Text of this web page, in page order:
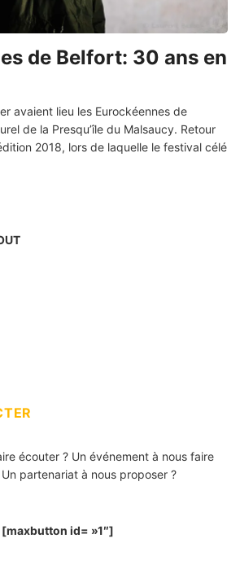
de Belfort: 30 ans en
avaient lieu les Eurockéennes de
de la Presqu’île du Malsaucy. Retour
2018, lors de laquelle le festival célé
écouter ? Un événement à nous faire
partenariat à nous proposer ?
[maxbutton id= »1″]